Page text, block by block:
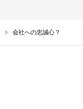
会社への忠誠心？